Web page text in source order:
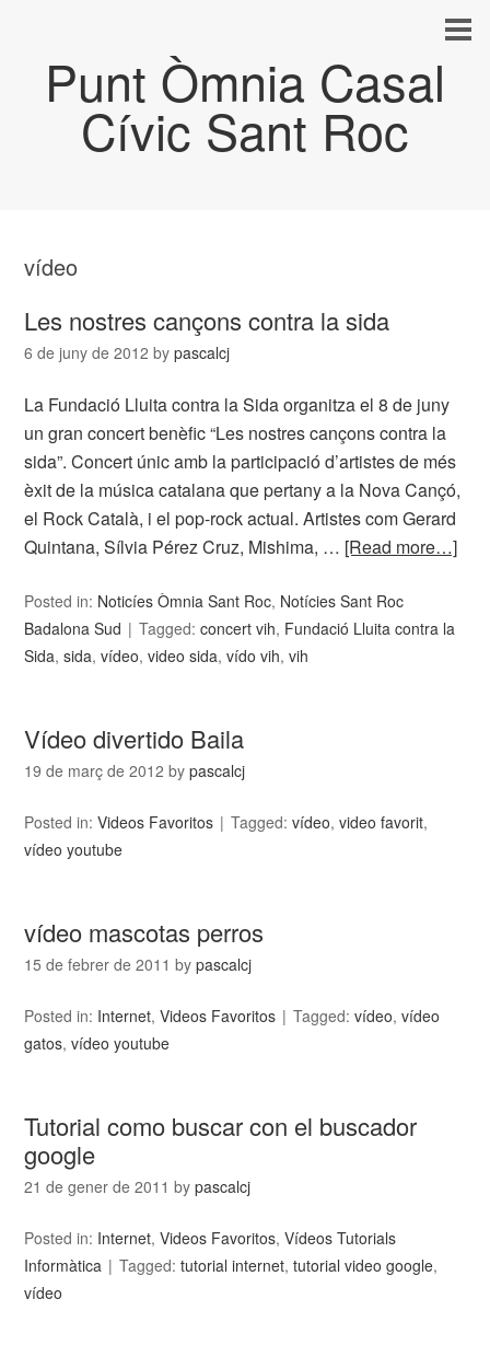
Punt Òmnia Casal
Cívic Sant Roc
vídeo
Les nostres cançons contra la sida
6 de juny de 2012 bypascalcj
La Fundació Lluita contra la Sida organitza el 8 de juny
un gran concert benèfic “Les nostres cançons contra la
sida”. Concert únic amb la participació d’artistes de més
èxit de la música catalana que pertany a la Nova Cançó,
el Rock Català, i el pop-rock actual. Artistes com Gerard
Quintana, Sílvia Pérez Cruz, Mishima, … [Read more…]
Posted in: Noticíes Òmnia Sant Roc, Notícies Sant Roc
Badalona Sud
Tagged:concert vih, Fundació Lluita contra la
Sida,sida,vídeo,video sida,vído vih,vih
Vídeo divertido Baila
19 de març de 2012 bypascalcj
Posted in:Videos Favoritos Tagged:vídeo,video favorit,
vídeo youtube
vídeo mascotas perros
15 de febrer de 2011 bypascalcj
Posted in: Internet,Videos Favoritos Tagged:vídeo,vídeo
gatos,vídeo youtube
Tutorial como buscar con el buscador
google
21 de gener de 2011 bypascalcj
Posted in: Internet,Videos Favoritos,Vídeos Tutorials
Informàtica
Tagged:tutorial internet,tutorial video google,
vídeo